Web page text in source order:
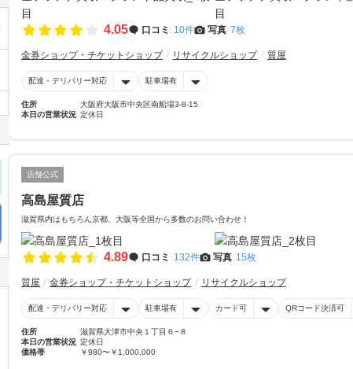
4.05 口コミ 10件 写真 7枚
金券ショップ・チケットショップ リサイクルショップ 質屋
配達・デリバリー対応 駐車場有
住所
大阪府大阪市中央区南船場3-8-15
本日の営業状況 定休日
店舗公式
高島屋質店
滋賀県内はもちろん京都、大阪等全国から多数のお問い合わせ！
4.89 口コミ 132件 写真 15枚
質屋 金券ショップ・チケットショップ リサイクルショップ
配達・デリバリー対応 駐車場有 カード可 QRコード決済可
住所
滋賀県大津市中央１丁目６−８
本日の営業状況 定休日
価格帯
￥980〜￥1,000,000